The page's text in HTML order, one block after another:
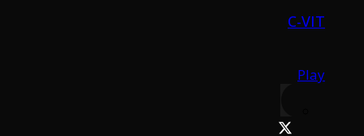
C-VIT
Play